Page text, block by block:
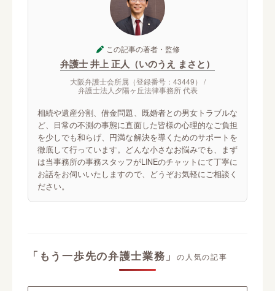
この記事の著者・監修
弁護士 井上 正人（いのうえ まさと）
大阪弁護士会所属（登録番号：43449） /
弁護士法人夕陽ヶ丘法律事務所 代表
相続や遺産分割、借金問題、既婚者との男女トラブルな
ど、日常の不測の事態に直面した皆様の心理的なご負担
を少しでも和らげ、円満な解決を導くためのサポートを
徹底して行っています。どんな小さなお悩みでも、まず
は当事務所の事務スタッフがLINEのチャットにて丁寧に
お話をお伺いいたしますので、どうぞお気軽にご相談く
ださい。
「もう一歩先の弁護士業務」の人気の記事